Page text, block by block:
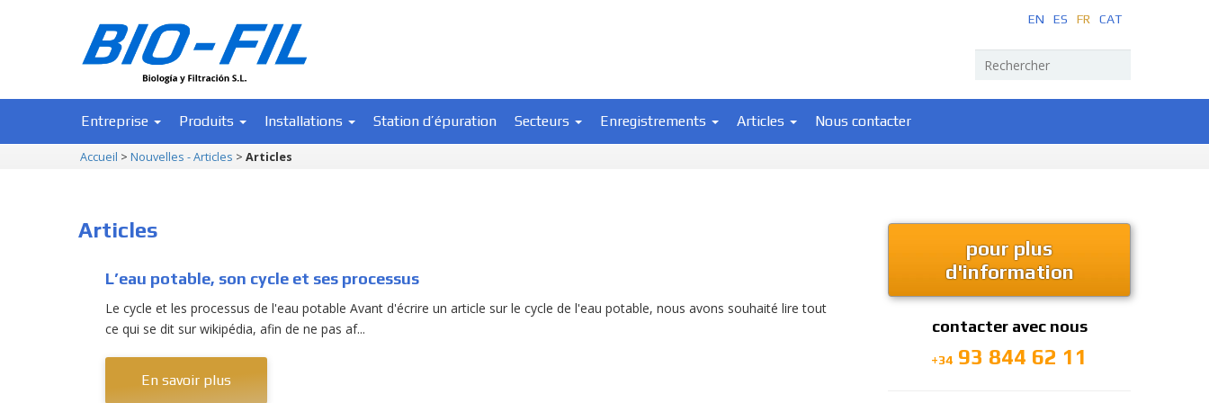
EN ES FR CAT
Entreprise Produits Installations Station d’épuration Secteurs Enregistrements Articles Nous contacter
Accueil > Nouvelles - Articles > Articles
Articles
L’eau potable, son cycle et ses processus
Le cycle et les processus de l'eau potable Avant d'écrire un article sur le cycle de l'eau potable, nous avons souhaité lire tout
ce qui se dit sur wikipédia, afin de ne pas af...
En savoir plus
pour plus
d'information
contacter avec nous
+34 93 844 62 11